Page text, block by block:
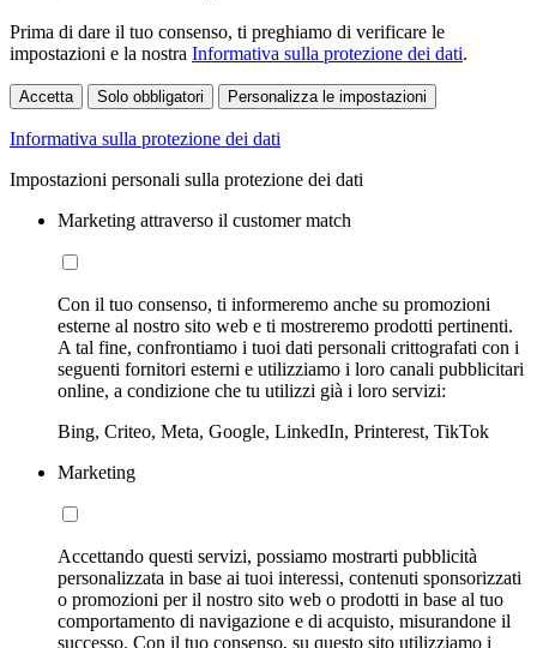
Prima di dare il tuo consenso, ti preghiamo di verificare le
impostazioni e la nostra Informativa sulla protezione dei dati.
Accetta Solo obbligatori Personalizza le impostazioni
Informativa sulla protezione dei dati
Impostazioni personali sulla protezione dei dati
Marketing attraverso il customer match
Con il tuo consenso, ti informeremo anche su promozioni
esterne al nostro sito web e ti mostreremo prodotti pertinenti.
A tal fine, confrontiamo i tuoi dati personali crittografati con i
seguenti fornitori esterni e utilizziamo i loro canali pubblicitari
online, a condizione che tu utilizzi già i loro servizi:
Bing, Criteo, Meta, Google, LinkedIn, Printerest, TikTok
Marketing
Accettando questi servizi, possiamo mostrarti pubblicità
personalizzata in base ai tuoi interessi, contenuti sponsorizzati
o promozioni per il nostro sito web o prodotti in base al tuo
comportamento di navigazione e di acquisto, misurandone il
successo. Con il tuo consenso, su questo sito utilizziamo i